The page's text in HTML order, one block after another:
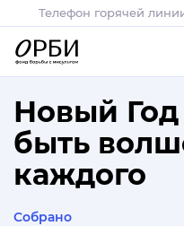
Телефон горячей
Новый
быть
каждого
Собрано